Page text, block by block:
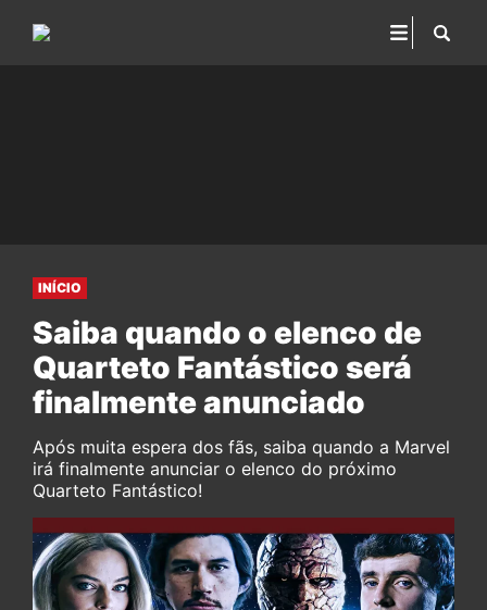
INÍCIO
Saiba quando o elenco de
Quarteto Fantástico será
finalmente anunciado
Após muita espera dos fãs, saiba quando a Marvel
irá finalmente anunciar o elenco do próximo
Quarteto Fantástico!